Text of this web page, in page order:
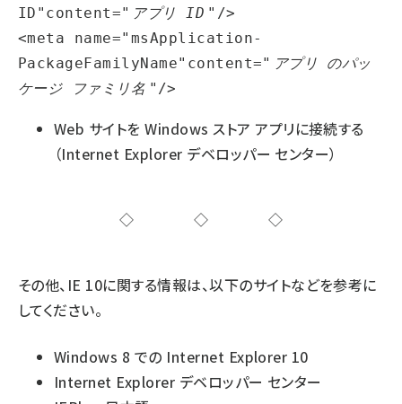
ID"content=" アプリ ID "/>
<meta name="msApplication-
PackageFamilyName"content=" アプリ のパッ
ケージ ファミリ名 "/>
Web サイトを Windows ストア アプリに接続する
（Internet Explorer デベロッパー センター）
◇◇◇
その他、IE 10に関する情報は、以下のサイトなどを参考に
してください。
Windows 8 での Internet Explorer 10
Internet Explorer デベロッパー センター